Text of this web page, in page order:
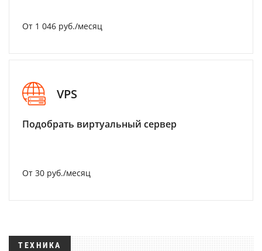
От 1 046 руб./месяц
VPS
Подобрать виртуальный сервер
От 30 руб./месяц
ТЕХНИКА